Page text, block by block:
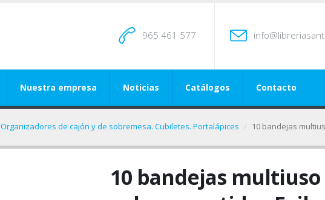
965 461 577
Nuestra empresa Noticias Catálogos Contacto
Organizadores de cajón y de sobremesa. Cubiletes. Portalápices 10 bandejas
10 bandejas multiuso